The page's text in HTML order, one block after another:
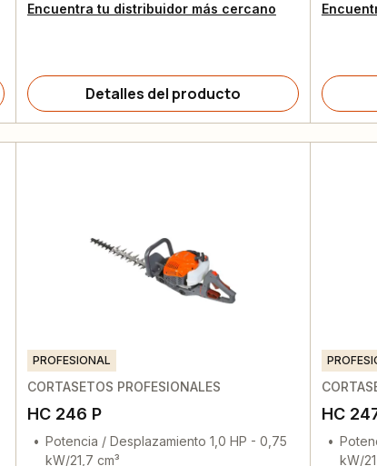
Encuentra tu distribuidor más cercano
Detalles del producto
PROFESIONAL
CORTASETOS PROFESIONALES
HC 246 P
Potencia / Desplazamiento 1,0 HP - 0,75
kW/21,7 cm³
HC
kW/